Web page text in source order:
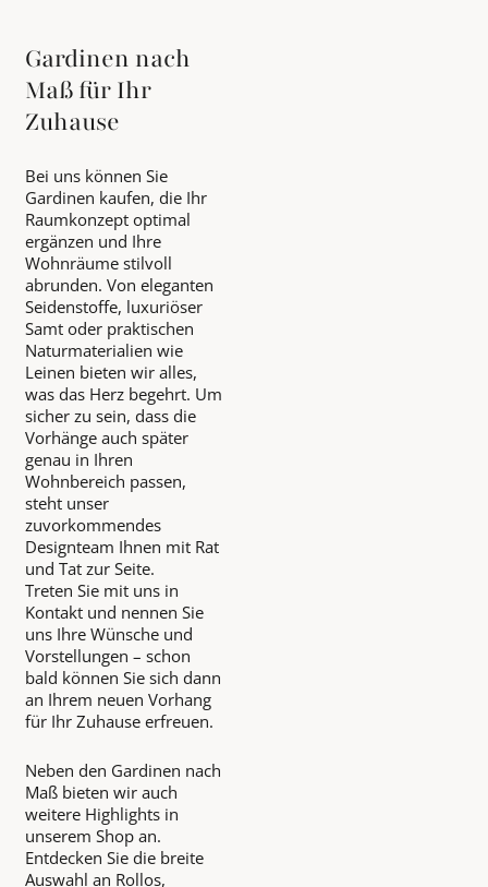
Gardinen nach
Maß für Ihr
Zuhause
Bei uns können Sie
Gardinen kaufen, die Ihr
Raumkonzept optimal
ergänzen und Ihre
Wohnräume stilvoll
abrunden. Von eleganten
Seidenstoffe, luxuriöser
Samt oder praktischen
Naturmaterialien wie
Leinen bieten wir alles,
was das Herz begehrt. Um
sicher zu sein, dass die
Vorhänge auch später
genau in Ihren
Wohnbereich passen,
steht unser
zuvorkommendes
Designteam Ihnen mit Rat
und Tat zur Seite.
Treten Sie mit uns in
Kontakt und nennen Sie
uns Ihre Wünsche und
Vorstellungen – schon
bald können Sie sich dann
an Ihrem neuen Vorhang
für Ihr Zuhause erfreuen.
Neben den Gardinen nach
Maß bieten wir auch
weitere Highlights in
unserem Shop an.
Entdecken Sie die breite
Auswahl an Rollos,